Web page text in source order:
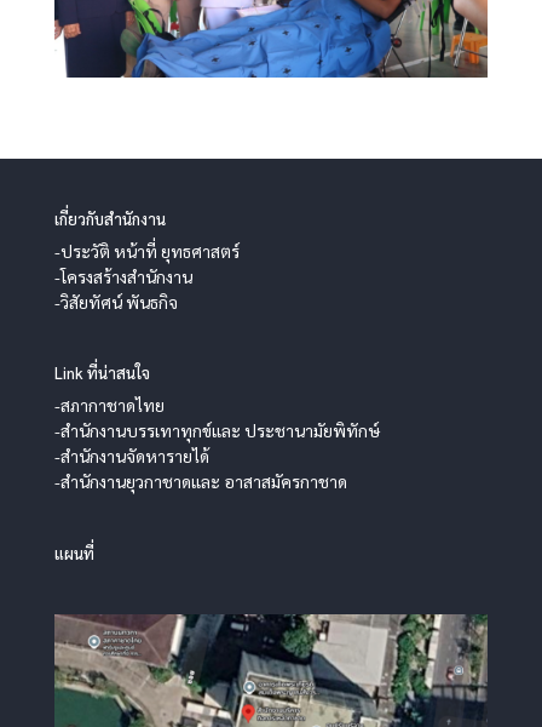
เกี่ยวกับสำนักงาน
-ประวัติ หน้าที่ ยุทธศาสตร์
-โครงสร้างสำนักงาน
-วิสัยทัศน์ พันธกิจ
Link ที่น่าสนใจ
-สภากาชาดไทย
-สำนักงานบรรเทาทุกข์และ ประชานามัยพิทักษ์
-สำนักงานจัดหารายได้
-สำนักงานยุวกาชาดและ อาสาสมัครกาชาด
แผนที่